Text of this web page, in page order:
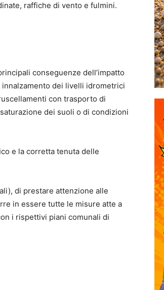
raffiche di vento e fulmini.
conseguenze dell’impatto
dei livelli idrometrici
con trasporto di
dei suoli o di condizioni
e la corretta tenuta delle
di prestare attenzione alle
in essere tutte le misure atte a
i rispettivi piani comunali di